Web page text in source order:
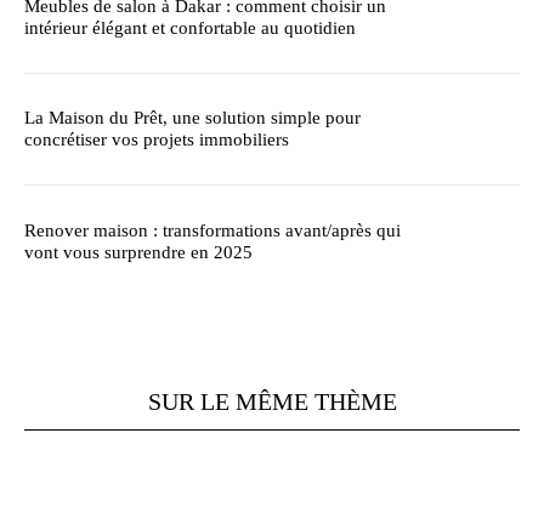
Meubles de salon à Dakar : comment choisir un
intérieur élégant et confortable au quotidien
La Maison du Prêt, une solution simple pour
concrétiser vos projets immobiliers
Renover maison : transformations avant/après qui
vont vous surprendre en 2025
SUR LE MÊME THÈME